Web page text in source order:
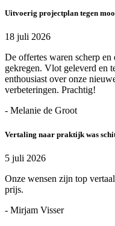
Uitvoerig projectplan tegen
18 juli 2026
De offertes waren scherp
gekregen. Vlot geleverd en
enthousiast over onze
verbeteringen. Prachtig!
- Melanie de Groot
Vertaling naar praktijk was
5 juli 2026
Onze wensen zijn top
prijs.
- Mirjam Visser